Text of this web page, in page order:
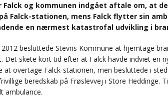
Falck og kommunen indgået aftale om, at
Falck-stationen, mens Falck flytter sin
en nærmest katastrofal udvikling i
besluttede Stevns Kommune at hjemtage
Det skete kort tid efter at Falck havde indviet en
at overtage Falck-stationen, men besluttede i
beredskab på Frøslevvej i Store Heddinge.
ambulance.